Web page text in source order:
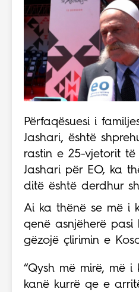
Përfaqësuesi i
Jashari, është
rastin e 25-vjetorit të
Jashari për EO, ka
ditë është derdhur
Ai ka thënë se më i
qenë asnjëherë
gëzojë çlirimin e
“Qysh më mirë, më
kanë kurrë qe e